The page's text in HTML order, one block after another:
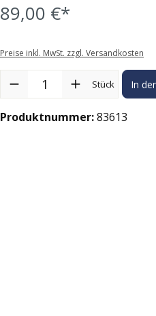
89,00 €*
Preise inkl. MwSt. zzgl. Versandkosten
Produkt Anzahl: Gib den
Stück In
Produktnummer:83613